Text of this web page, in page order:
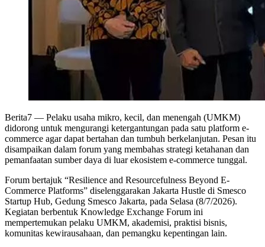
Berita7 — Pelaku usaha mikro, kecil, dan menengah (UMKM)
didorong untuk mengurangi ketergantungan pada satu platform e-
commerce agar dapat bertahan dan tumbuh berkelanjutan. Pesan itu
disampaikan dalam forum yang membahas strategi ketahanan dan
pemanfaatan sumber daya di luar ekosistem e-commerce tunggal.
Forum bertajuk “Resilience and Resourcefulness Beyond E-
Commerce Platforms” diselenggarakan Jakarta Hustle di Smesco
Startup Hub, Gedung Smesco Jakarta, pada Selasa (8/7/2026).
Kegiatan berbentuk Knowledge Exchange Forum ini
mempertemukan pelaku UMKM, akademisi, praktisi bisnis,
komunitas kewirausahaan, dan pemangku kepentingan lain.